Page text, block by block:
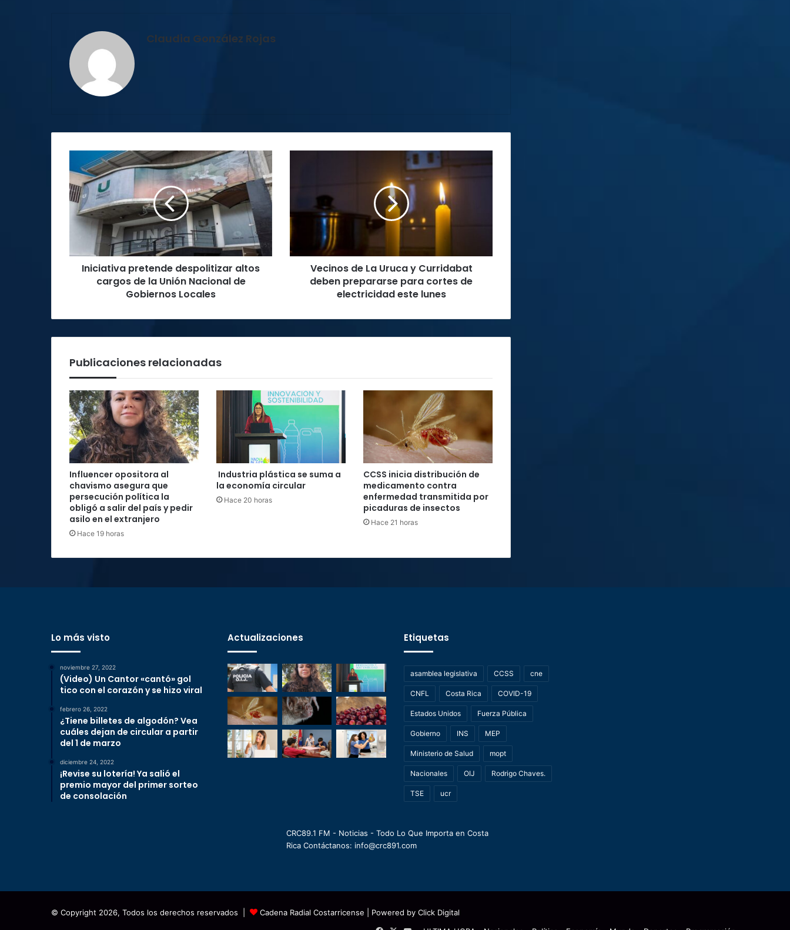
Claudia González Rojas
Iniciativa
pretende
despolitizar
altos
cargos
de
Nacional
Gobiernos
Iniciativa pretende despolitizar altos
cargos de la Unión Nacional de
Gobiernos Locales
Curridabat
prepararse
para
cortes
lunes
Vecinos de La Uruca y Curridabat
deben prepararse para cortes de
electricidad este lunes
Publicaciones relacionadas
Influencer opositora al
chavismo asegura que
persecución política la
obligó a salir del país y pedir
asilo en el extranjero
Hace 19 horas
Industria plástica se suma a
la economía circular
Hace 20 horas
CCSS inicia distribución de
medicamento contra
enfermedad transmitida por
picaduras de insectos
Hace 21 horas
Lo más visto
noviembre 27, 2022
(Video) Un Cantor «cantó» gol
tico con el corazón y se hizo viral
febrero 26, 2022
¿Tiene billetes de algodón? Vea
cuáles dejan de circular a partir
del 1 de marzo
diciembre 24, 2022
¡Revise su lotería! Ya salió el
premio mayor del primer sorteo
de consolación
Actualizaciones Etiquetas
asamblea legislativa CCSS cne
CNFL Costa Rica COVID-19
Estados Unidos Fuerza Pública
Gobierno INS MEP
Ministerio de Salud mopt
Nacionales OIJ Rodrigo Chaves.
TSE ucr
CRC89.1 FM - Noticias - Todo Lo Que Importa en Costa
Rica Contáctanos: info@crc891.com
© Copyright 2026, Todos los derechos reservados | Cadena Radial Costarricense | Powered by Click Digital